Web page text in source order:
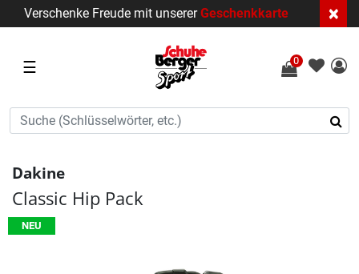
Verschenke Freude mit unsererGeschenkkarte ×
☰ 0
Dakine
Classic Hip Pack
NEU